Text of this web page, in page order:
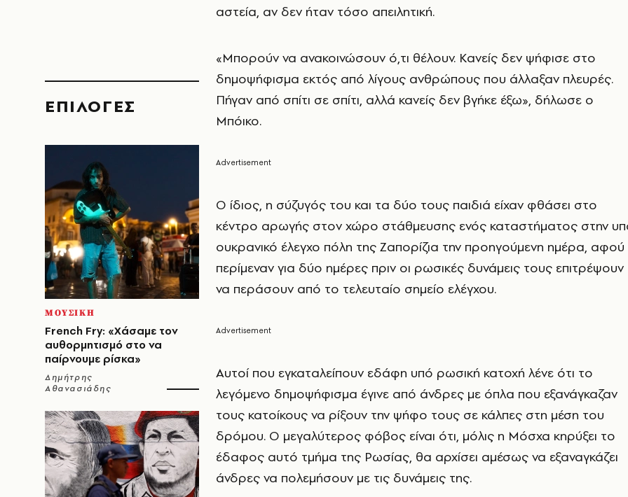
EΠΙΛΟΓΈΣ
ΜΟΥΣΙΚΗ
French Fry: «Χάσαμε τον
αυθορμητισμό στο να
παίρνουμε ρίσκα»
Δημήτρης
Αθανασιάδης
αστεία, αν δεν ήταν τόσο απειλητική.
«Μπορούν να ανακοινώσουν ό,τι θέλουν. Κανείς δεν ψήφισε στο
δημοψήφισμα εκτός από λίγους ανθρώπους που άλλαξαν πλευρές.
Πήγαν από σπίτι σε σπίτι, αλλά κανείς δεν βγήκε έξω», δήλωσε ο
Μπόικο.
Ο ίδιος, η σύζυγός του και τα δύο τους παιδιά είχαν φθάσει στο
κέντρο αρωγής στον χώρο στάθμευσης ενός καταστήματος στην
ουκρανικό έλεγχο πόλη της Ζαπορίζια την προηγούμενη ημέρα, αφού
περίμεναν για δύο ημέρες πριν οι ρωσικές δυνάμεις τους επιτρέψουν
να περάσουν από το τελευταίο σημείο ελέγχου.
Αυτοί που εγκαταλείπουν εδάφη υπό ρωσική κατοχή λένε ότι το
λεγόμενο δημοψήφισμα έγινε από άνδρες με όπλα που εξανάγκαζαν
τους κατοίκους να ρίξουν την ψήφο τους σε κάλπες στη μέση του
δρόμου. Ο μεγαλύτερος φόβος είναι ότι, μόλις η Μόσχα κηρύξει το
έδαφος αυτό τμήμα της Ρωσίας, θα αρχίσει αμέσως να εξαναγκάζει
άνδρες να πολεμήσουν με τις δυνάμεις της.